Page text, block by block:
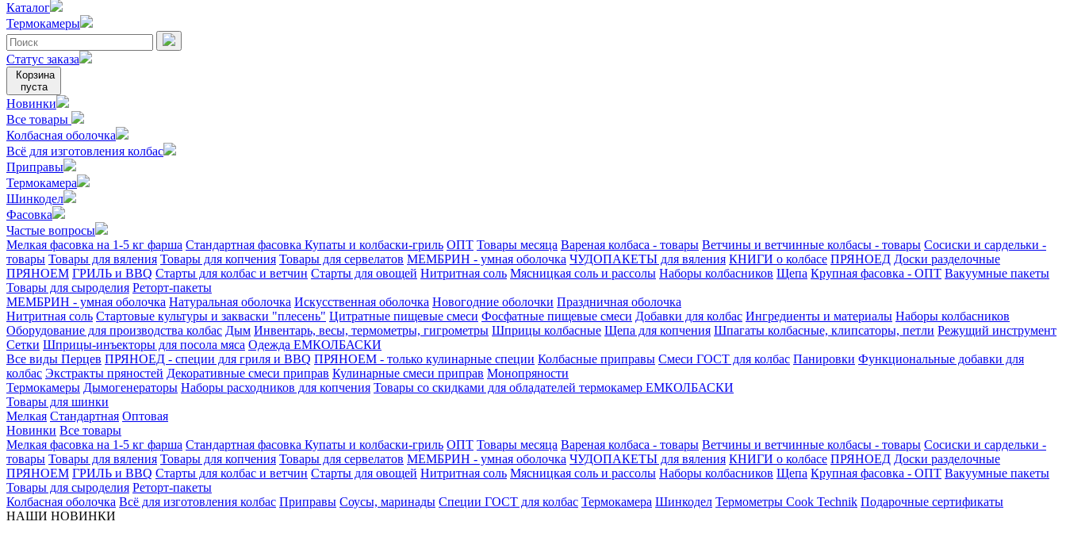
Каталог
Термокамеры
Статус заказа
Корзина
пуста
Новинки
Все товары
Колбасная оболочка
Всё для изготовления колбас
Приправы
Термокамера
Шинкодел
Фасовка
Частые вопросы
Мелкая фасовка на 1-5 кг фарша Стандартная фасовка Купаты и колбаски-гриль ОПТ Товары месяца Вареная колбаса - товары Ветчины и ветчинные колбасы - товары Сосиски и сардельки -
товары Товары для вяления Товары для копчения Товары для сервелатов МЕМБРИН - умная оболочка ЧУДОПАКЕТЫ для вяления КНИГИ о колбасе ПРЯНОЕД Доски разделочные
ПРЯНОЕМ ГРИЛЬ и BBQ Старты для колбас и ветчин Старты для овощей Нитритная соль Мясницкая соль и рассолы Наборы колбасников Щепа Крупная фасовка - ОПТ Вакуумные пакеты
Товары для сыроделия Реторт-пакеты
МЕМБРИН - умная оболочка Натуральная оболочка Искусственная оболочка Новогодние оболочки Праздничная оболочка
Нитритная соль Стартовые культуры и закваски "плесень" Цитратные пищевые смеси Фосфатные пищевые смеси Добавки для колбас Ингредиенты и материалы Наборы колбасников
Оборудование для производства колбас Дым Инвентарь, весы, термометры, гигрометры Шприцы колбасные Щепа для копчения Шпагаты колбасные, клипсаторы, петли Режущий инструмент
Сетки Шприцы-инъекторы для посола мяса Одежда ЕМКОЛБАСКИ
Все виды Перцев ПРЯНОЕД - специи для гриля и BBQ ПРЯНОЕМ - только кулинарные специи Колбасные приправы Смеси ГОСТ для колбас Панировки Функциональные добавки для
колбас Экстракты пряностей Декоративные смеси приправ Кулинарные смеси приправ Монопряности
Термокамеры Дымогенераторы Наборы расходников для копчения Товары со скидками для обладателей термокамер ЕМКОЛБАСКИ
Товары для шинки
Мелкая Стандартная Оптовая
Новинки Все товары
Мелкая фасовка на 1-5 кг фарша Стандартная фасовка Купаты и колбаски-гриль ОПТ Товары месяца Вареная колбаса - товары Ветчины и ветчинные колбасы - товары Сосиски и сардельки -
товары Товары для вяления Товары для копчения Товары для сервелатов МЕМБРИН - умная оболочка ЧУДОПАКЕТЫ для вяления КНИГИ о колбасе ПРЯНОЕД Доски разделочные
ПРЯНОЕМ ГРИЛЬ и BBQ Старты для колбас и ветчин Старты для овощей Нитритная соль Мясницкая соль и рассолы Наборы колбасников Щепа Крупная фасовка - ОПТ Вакуумные пакеты
Товары для сыроделия Реторт-пакеты
Колбасная оболочка Всё для изготовления колбас Приправы Соусы, маринады Специи ГОСТ для колбас Термокамера Шинкодел Термометры Cook Technik Подарочные сертификаты
НАШИ НОВИНКИ